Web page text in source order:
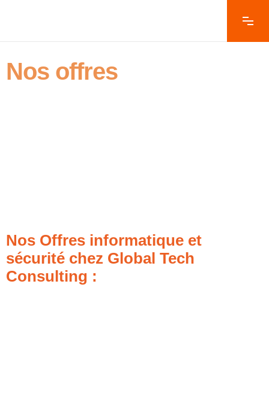
Nos offres
Nos Offres informatique et
sécurité chez Global Tech
Consulting :